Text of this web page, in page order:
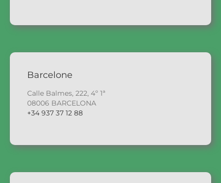
Barcelone
Calle Balmes, 222, 4º 1ª
08006 BARCELONA
+34 937 37 12 88